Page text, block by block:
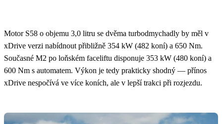
Motor S58 o objemu 3,0 litru se dvěma turbodmychadly by měl v
xDrive verzi nabídnout přibližně 354 kW (482 koní) a 650 Nm.
Současné M2 po loňském faceliftu disponuje 353 kW (480 koní) a
600 Nm s automatem. Výkon je tedy prakticky shodný — přínos
xDrive nespočívá ve více koních, ale v lepší trakci při rozjezdu.